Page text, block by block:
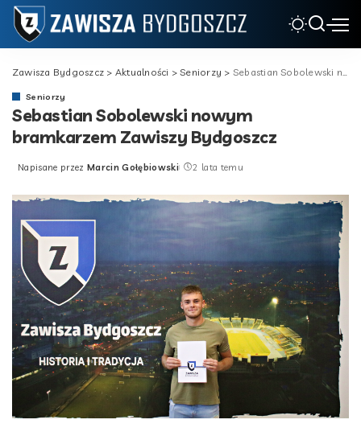
Zawisza Bydgoszcz > Aktualności >Seniorzy > Sebastian Sobolewski nowym bramkarzem Zawiszy Bydgoszcz
Seniorzy
Sebastian Sobolewski nowym
bramkarzem Zawiszy Bydgoszcz
Posted
Napisane przez Marcin Gołębiowski 2 lata temu